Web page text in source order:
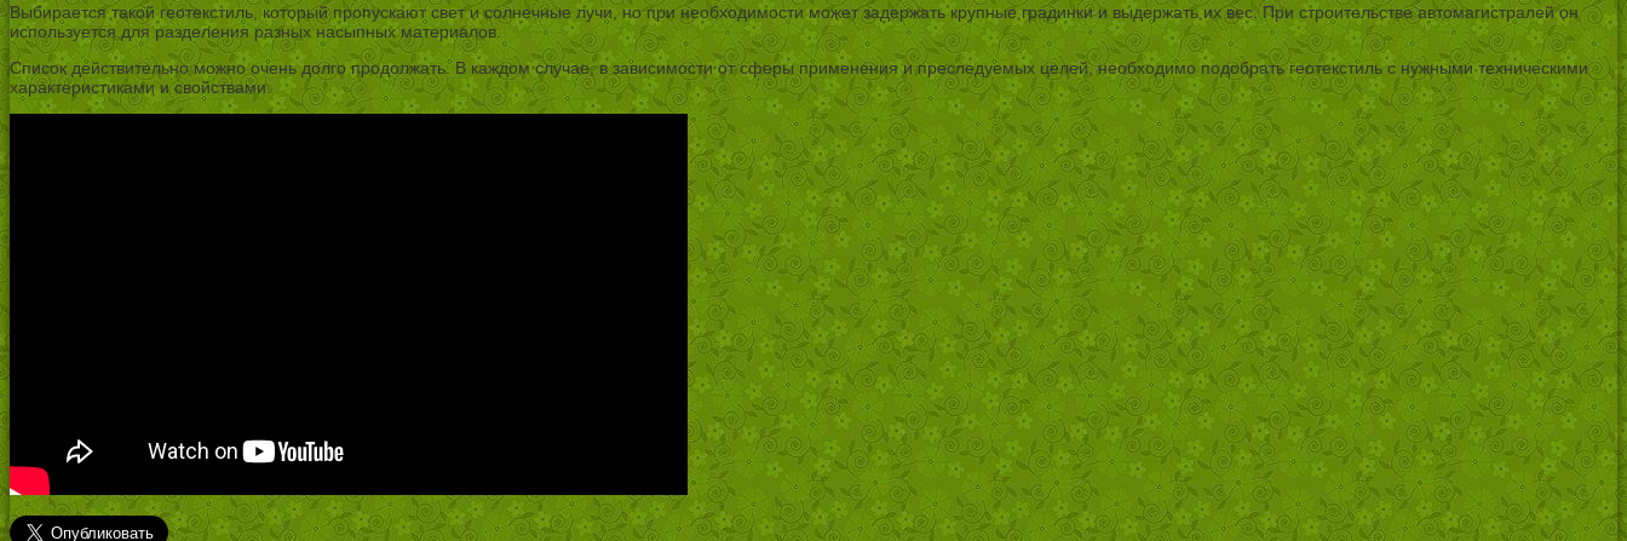
Выбирается такой геотекстиль, который пропускают свет и солнечные лучи, но при необходимости может задержать крупные градинки и выдержать их вес. При строительстве автомагистралей он
используется для разделения разных насыпных материалов.
Список действительно можно очень долго продолжать. В каждом случае, в зависимости от сферы применения и преследуемых целей, необходимо подобрать геотекстиль с нужными техническими
характеристиками и свойствами.